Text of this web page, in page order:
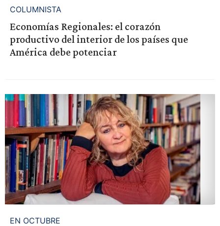
COLUMNISTA
Economías Regionales: el corazón
productivo del interior de los países que
América debe potenciar
EN OCTUBRE